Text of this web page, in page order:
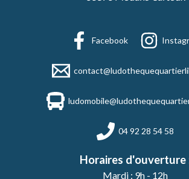
Facebook
04 92 28 54 58
Horaires d'ouverture
Mardi : 9h - 12h